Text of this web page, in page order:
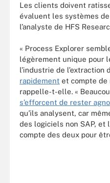
Les clients doivent
évaluent les systèmes
l’analyste de HFS
« Process Explorer
légèrement unique pour
l’industrie de l’extraction
rapidement et compte de
rappelle-t-elle. «
s’efforcent de rester
qu’ils analysent, car
des logiciels non SAP,
compte des deux pour